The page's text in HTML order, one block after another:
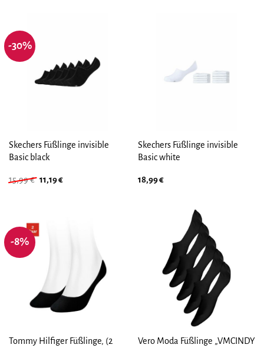
-30%
Skechers Füßlinge invisible
Basic black
15,99€ Ursprünglicher
11,19€Aktueller
Skechers Füßlinge invisible
Basic white
18,99€
-8%
Tommy Hilfiger Füßlinge, (2
Vero Moda Füßlinge „VMCINDY